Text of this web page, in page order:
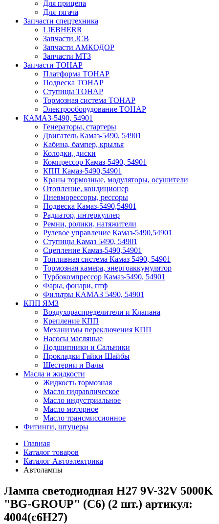
Для прицепа
Для тягача
Запчасти спецтехника
LIEBHERR
Запчасти JCB
Запчасти АМКОДОР
Запчасти МТЗ
Запчасти ТОНАР
Платформа ТОНАР
Подвеска ТОНАР
Ступицы ТОНАР
Тормозная система ТОНАР
Электрооборудование ТОНАР
КАМАЗ-5490, 54901
Генераторы, стартеры
Двигатель Камаз-5490, 54901
Кабина, бампер, крылья
Колодки, диски
Компрессор Камаз-5490, 54901
КПП Камаз-5490,54901
Краны тормозные, модуляторы, осушители
Отопление, кондиционер
Пневморессоры, рессоры
Подвеска Камаз-5490,54901
Радиатор, интеркуллер
Ремни, ролики, натяжители
Рулевое управление Камаз-5490,54901
Ступицы Камаз 5490, 54901
Сцепление Камаз-5490,54901
Топливная система Камаз 5490, 54901
Тормозная камера, энергоаккумулятор
Турбокомпрессор Камаз-5490, 54901
Фары, фонари, птф
Фильтры КАМАЗ 5490, 54901
КПП ЯМЗ
Воздухораспределители и Клапана
Крепление КПП
Механизмы переключения КПП
Насосы масляные
Подшипники и Сальники
Прокладки Гайки Шайбы
Шестерни и Валы
Масла и жидкости
Жидкость тормозная
Масло гидравлическое
Масло индустриальное
Масло моторное
Масло трансмиссионное
Фитинги, штуцеры
Главная
Каталог товаров
Каталог Автоэлектрика
Автолампы
Лампа светодиодная H27 9V-32V 5000K
"BG-GROUP" (C6) (2 шт.) артикул:
4004(с6H27)